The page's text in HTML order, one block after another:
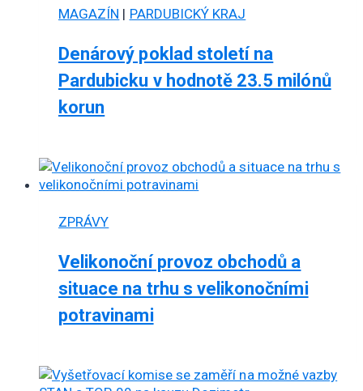
MAGAZÍN | PARDUBICKÝ KRAJ
Denárový poklad století na
Pardubicku v hodnotě 23.5 milónů
korun
ZPRÁVY
Velikonoční provoz obchodů a
situace na trhu s velikonočními
potravinami